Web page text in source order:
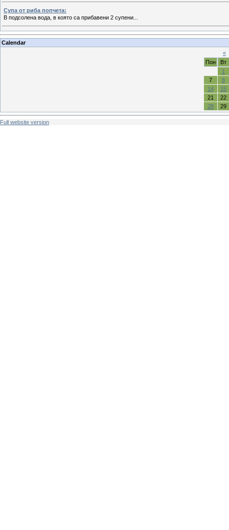
Супа от риба попчета:
В подсолена вода, в която са прибавени 2 супени...
Calendar
«
Пон
Вт
1
7
8
14
15
21
22
28
29
Full website version